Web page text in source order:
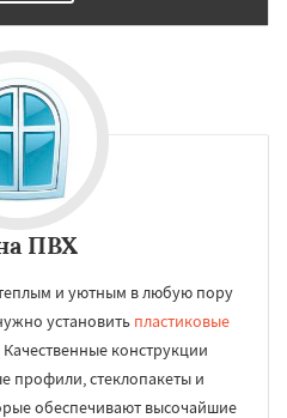
ПВХ
и уютным в любую пору
установить пластиковые
Качественные конструкции
профили, стеклопакеты и
обеспечивают высочайшие